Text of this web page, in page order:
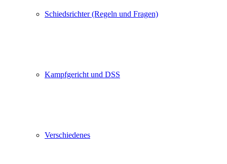
Schiedsrichter (Regeln und Fragen)
Kampfgericht und DSS
Verschiedenes